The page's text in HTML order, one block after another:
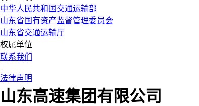
中华人民共和国交通运输部
山东省国有资产监督管理委员会
山东省交通运输厅
权属单位
联系我们
|
法律声明
山东高速集团有限公司